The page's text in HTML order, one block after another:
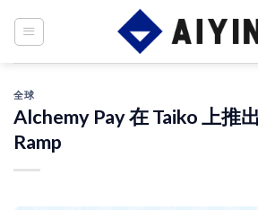
全球
Alchemy Pay 在 Taiko 上推
Ramp